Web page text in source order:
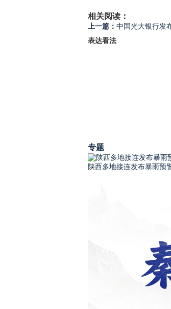
相关阅读：
上一篇： 中国光大银行发
表达看法
专题
陕西多地接连发布暴雨预